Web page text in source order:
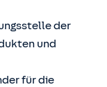
der
und
für die